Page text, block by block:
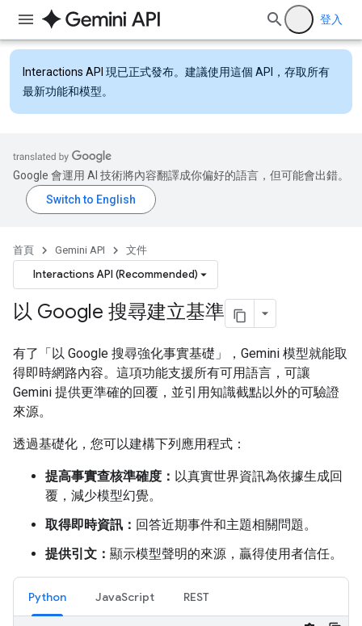
登入
Interactions API 現已正式發布。建議使用這個 API，存取所有
最新功能和模型。
Google 會運用 AI 技術將內容翻譯成你偏好的語言，但可能會出錯。
首頁 Gemini API 文件
Interactions API (Recommended)
以 Google 搜尋建立基準
有了「以 Google 搜尋強化事實基礎」，Gemini 模型就能取
得即時網路內容。這項功能支援所有可用語言，可讓
Gemini 提供更準確的回覆，並引用知識截點以外的可驗證
來源。
透過基礎化，您可以建構下列應用程式：
提高事實查核準確度： 以真實世界資訊為依據生成回
覆，減少模型幻覺。
取得即時資訊： 回答近期事件和主題相關問題。
提供引文： 顯示模型聲明的來源，贏得使用者信任。
Python JavaScript REST